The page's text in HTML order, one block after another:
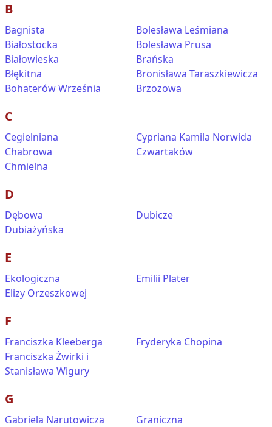
B
Bagnista
Białostocka
Białowieska
Błękitna
Bohaterów Września
Bolesława Leśmiana
Bolesława Prusa
Brańska
Bronisława Taraszkiewicza
Brzozowa
C
Cegielniana
Chabrowa
Chmielna
Cypriana Kamila Norwida
Czwartaków
D
Dębowa
Dubiażyńska
Dubicze
E
Ekologiczna
Elizy Orzeszkowej
Emilii Plater
F
Franciszka Kleeberga
Franciszka Żwirki i
Stanisława Wigury
Fryderyka Chopina
G
Gabriela Narutowicza
Graniczna